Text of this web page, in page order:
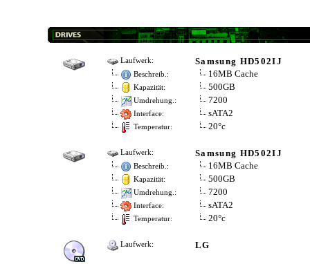
Laufwerk: Samsung HD502IJ
Beschreib.: 16MB Cache
Kapazität: 500GB
Umdrehung.: 7200
Interface: sATA2
Temperatur: 20°c
Laufwerk: Samsung HD502IJ
Beschreib.: 16MB Cache
Kapazität: 500GB
Umdrehung.: 7200
Interface: sATA2
Temperatur: 20°c
Laufwerk: LG